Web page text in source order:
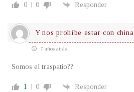
0 0 Responder
Y nos prohíbe estar con china
7 años atrás
Somos el traspatio??
1 0 Responder